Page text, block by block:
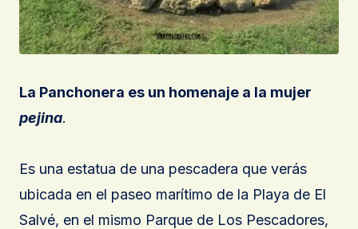
La Panchonera es un homenaje a la mujer
pejina.
Es una estatua de una pescadera que verás
ubicada en el paseo marítimo de la Playa de El
Salvé, en el mismo Parque de Los Pescadores,